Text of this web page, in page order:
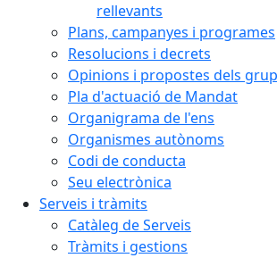
rellevants
Plans, campanyes i programes
Resolucions i decrets
Opinions i propostes dels
Pla d'actuació de Mandat
Organigrama de l'ens
Organismes autònoms
Codi de conducta
Seu electrònica
Serveis i tràmits
Catàleg de Serveis
Tràmits i gestions